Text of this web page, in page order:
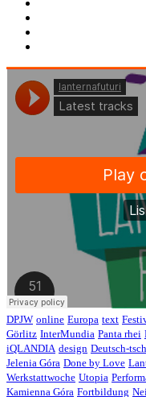
DPJW online Europa text
Görlitz InterMundia Panta rhei
iQLANDIA design Deutsch-
Jelenia Góra Done by Love
Werkstattwoche Utopia
Kamienna Góra Fortbildung